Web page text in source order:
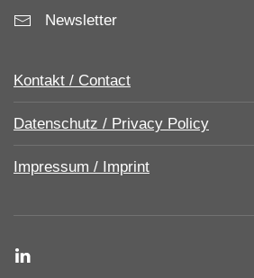
Newsletter
Kontakt / Contact
Datenschutz / Privacy Policy
Impressum / Imprint